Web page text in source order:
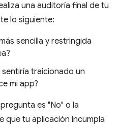
una auditoría final de tu
lo siguiente:
sencilla y restringida
traicionado un
mi app?
es "No" o la
que tu aplicación incumpla